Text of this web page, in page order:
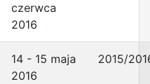
czerwca
2016
14 - 15 maja
2016
2015/